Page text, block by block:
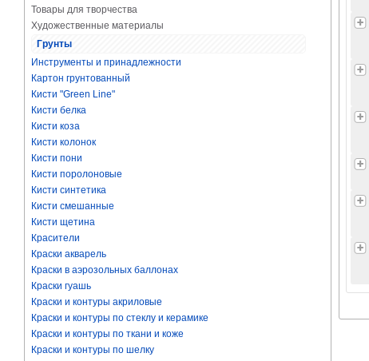
Товары для творчества
Художественные материалы
Грунты
Инструменты и принадлежности
Картон грунтованный
Кисти "Green Line"
Кисти белка
Кисти коза
Кисти колонок
Кисти пони
Кисти поролоновые
Кисти синтетика
Кисти смешанные
Кисти щетина
Красители
Краски акварель
Краски в аэрозольных баллонах
Краски гуашь
Краски и контуры акриловые
Краски и контуры по стеклу и керамике
Краски и контуры по ткани и коже
Краски и контуры по шелку